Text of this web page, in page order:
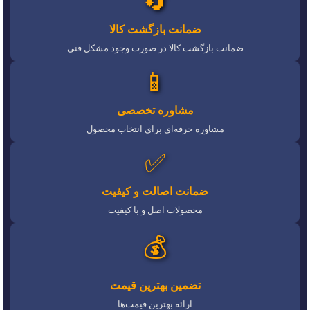
ضمانت بازگشت کالا
ضمانت بازگشت کالا در صورت وجود مشکل فنی
📱
مشاوره تخصصی
مشاوره حرفه‌ای برای انتخاب محصول
✅
ضمانت اصالت و کیفیت
محصولات اصل و با کیفیت
💰
تضمین بهترین قیمت
ارائه بهترین قیمت‌ها